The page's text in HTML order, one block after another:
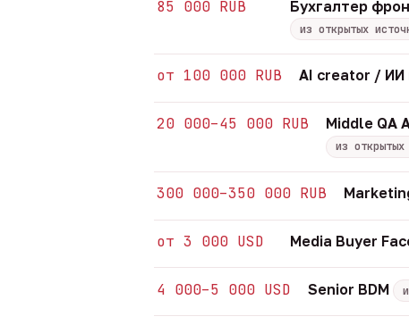
85 000 RUB Бухгалтер
из открытых
от 100 000 RUB AI creator /
20 000–45 000 RUB Middle QA
из открытых
300 000–350 000 RUB
от 3 000 USD Media Buyer
4 000–5 000 USD Senior BDM